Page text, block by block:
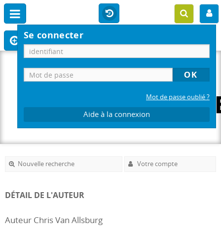
Se connecter
Mot de passe oublié ?
Aide à la connexion
Nouvelle recherche Votre compte
DÉTAIL DE L'AUTEUR
Auteur Chris Van Allsburg